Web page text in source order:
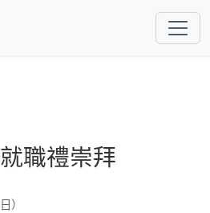
職禮崇拜
）